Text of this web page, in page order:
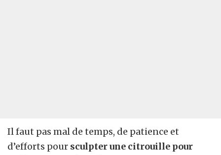
Il faut pas mal de temps, de patience et
d’efforts pour sculpter une citrouille pour